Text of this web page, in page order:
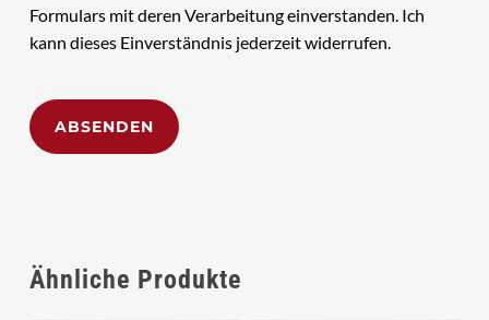
Formulars mit deren Verarbeitung einverstanden. Ich
kann dieses Einverständnis jederzeit widerrufen.
Ähnliche Produkte